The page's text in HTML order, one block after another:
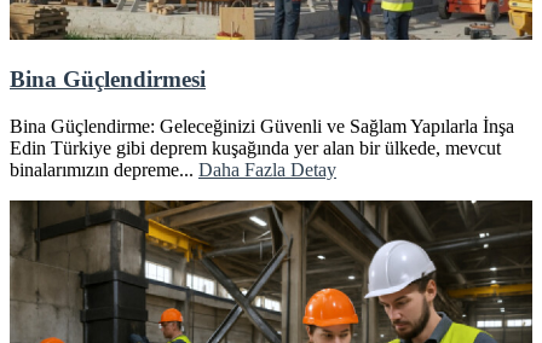
Bina Güçlendirmesi
Bina Güçlendirme: Geleceğinizi Güvenli ve Sağlam Yapılarla İnşa
Edin Türkiye gibi deprem kuşağında yer alan bir ülkede, mevcut
binalarımızın depreme... Daha Fazla Detay